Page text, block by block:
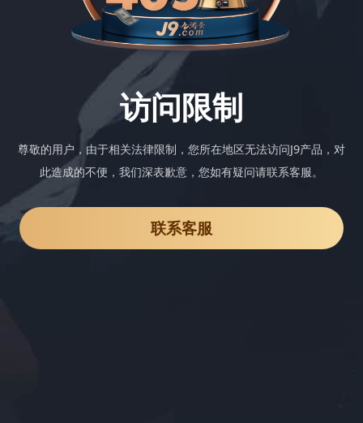
访问限制
尊敬的用户，由于相关法律限制，您所在地区无法访问J9产品，对
此造成的不便，我们深表歉意，您如有疑问请联系客服。
联系客服